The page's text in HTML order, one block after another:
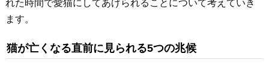
れた時間で愛猫にしてあげられることについて考えていき
ます。
猫が亡くなる直前に見られる5つの兆候